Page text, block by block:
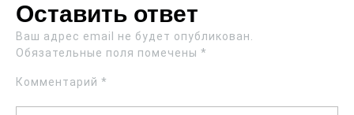
Оставить ответ
Ваш адрес email не будет опубликован.
Обязательные поля помечены *
Комментарий *